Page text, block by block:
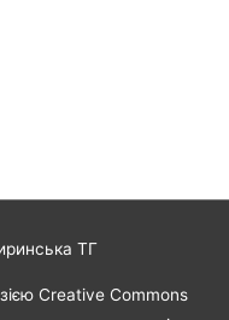
ТГ
Creative Commons